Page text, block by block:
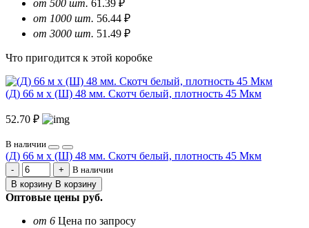
от 500 шт. 61.39 ₽
от 1000 шт. 56.44 ₽
от 3000 шт. 51.49 ₽
Что пригодится к этой коробке
(Д) 66 м х (Ш) 48 мм. Скотч белый, плотность 45 Мкм
52.70 ₽
В наличии
(Д) 66 м х (Ш) 48 мм. Скотч белый, плотность 45 Мкм
В наличии
В корзину В корзину
Оптовые цены руб.
от 6 Цена по запросу